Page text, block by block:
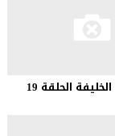
الحلقة 19